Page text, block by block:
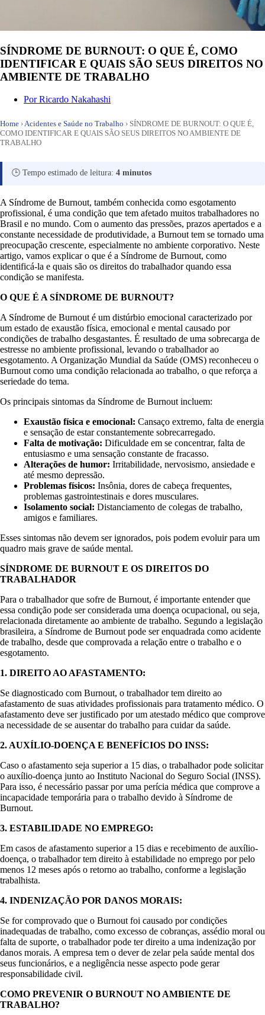
SÍNDROME DE BURNOUT: O QUE É, COMO
IDENTIFICAR E QUAIS SÃO SEUS DIREITOS NO
AMBIENTE DE TRABALHO
PorRicardo Nakahashi
Home ›Acidentes e Saúde no Trabalho › SÍNDROME DE BURNOUT: O QUE É,
COMO IDENTIFICAR E QUAIS SÃO SEUS DIREITOS NO AMBIENTE DE
TRABALHO
🕒 Tempo estimado de leitura: 4 minutos
A Síndrome de Burnout, também conhecida como esgotamento
profissional, é uma condição que tem afetado muitos trabalhadores no
Brasil e no mundo. Com o aumento das pressões, prazos apertados e a
constante necessidade de produtividade, a Burnout tem se tornado uma
preocupação crescente, especialmente no ambiente corporativo. Neste
artigo, vamos explicar o que é a Síndrome de Burnout, como
identificá-la e quais são os direitos do trabalhador quando essa
condição se manifesta.
O QUE É A SÍNDROME DE BURNOUT?
A Síndrome de Burnout é um distúrbio emocional caracterizado por
um estado de exaustão física, emocional e mental causado por
condições de trabalho desgastantes. É resultado de uma sobrecarga de
estresse no ambiente profissional, levando o trabalhador ao
esgotamento. A Organização Mundial da Saúde (OMS) reconheceu o
Burnout como uma condição relacionada ao trabalho, o que reforça a
seriedade do tema.
Os principais sintomas da Síndrome de Burnout incluem:
Exaustão física e emocional: Cansaço extremo, falta de energia
e sensação de estar constantemente sobrecarregado.
Falta de motivação: Dificuldade em se concentrar, falta de
entusiasmo e uma sensação constante de fracasso.
Alterações de humor: Irritabilidade, nervosismo, ansiedade e
até mesmo depressão.
Problemas físicos: Insônia, dores de cabeça frequentes,
problemas gastrointestinais e dores musculares.
Isolamento social: Distanciamento de colegas de trabalho,
amigos e familiares.
Esses sintomas não devem ser ignorados, pois podem evoluir para um
quadro mais grave de saúde mental.
SÍNDROME DE BURNOUT E OS DIREITOS DO
TRABALHADOR
Para o trabalhador que sofre de Burnout, é importante entender que
essa condição pode ser considerada uma doença ocupacional, ou seja,
relacionada diretamente ao ambiente de trabalho. Segundo a legislação
brasileira, a Síndrome de Burnout pode ser enquadrada como acidente
de trabalho, desde que comprovada a relação entre o trabalho e o
esgotamento.
1. DIREITO AO AFASTAMENTO:
Se diagnosticado com Burnout, o trabalhador tem direito ao
afastamento de suas atividades profissionais para tratamento médico. O
afastamento deve ser justificado por um atestado médico que comprove
a necessidade de se ausentar do trabalho para cuidar da saúde.
2. AUXÍLIO-DOENÇA E BENEFÍCIOS DO INSS:
Caso o afastamento seja superior a 15 dias, o trabalhador pode solicitar
o auxílio-doença junto ao Instituto Nacional do Seguro Social (INSS).
Para isso, é necessário passar por uma perícia médica que comprove a
incapacidade temporária para o trabalho devido à Síndrome de
Burnout.
3. ESTABILIDADE NO EMPREGO:
Em casos de afastamento superior a 15 dias e recebimento de auxílio-
doença, o trabalhador tem direito à estabilidade no emprego por pelo
menos 12 meses após o retorno ao trabalho, conforme a legislação
trabalhista.
4. INDENIZAÇÃO POR DANOS MORAIS:
Se for comprovado que o Burnout foi causado por condições
inadequadas de trabalho, como excesso de cobranças, assédio moral ou
falta de suporte, o trabalhador pode ter direito a uma indenização por
danos morais. A empresa tem o dever de zelar pela saúde mental dos
seus funcionários, e a negligência nesse aspecto pode gerar
responsabilidade civil.
COMO PREVENIR O BURNOUT NO AMBIENTE DE
TRABALHO?